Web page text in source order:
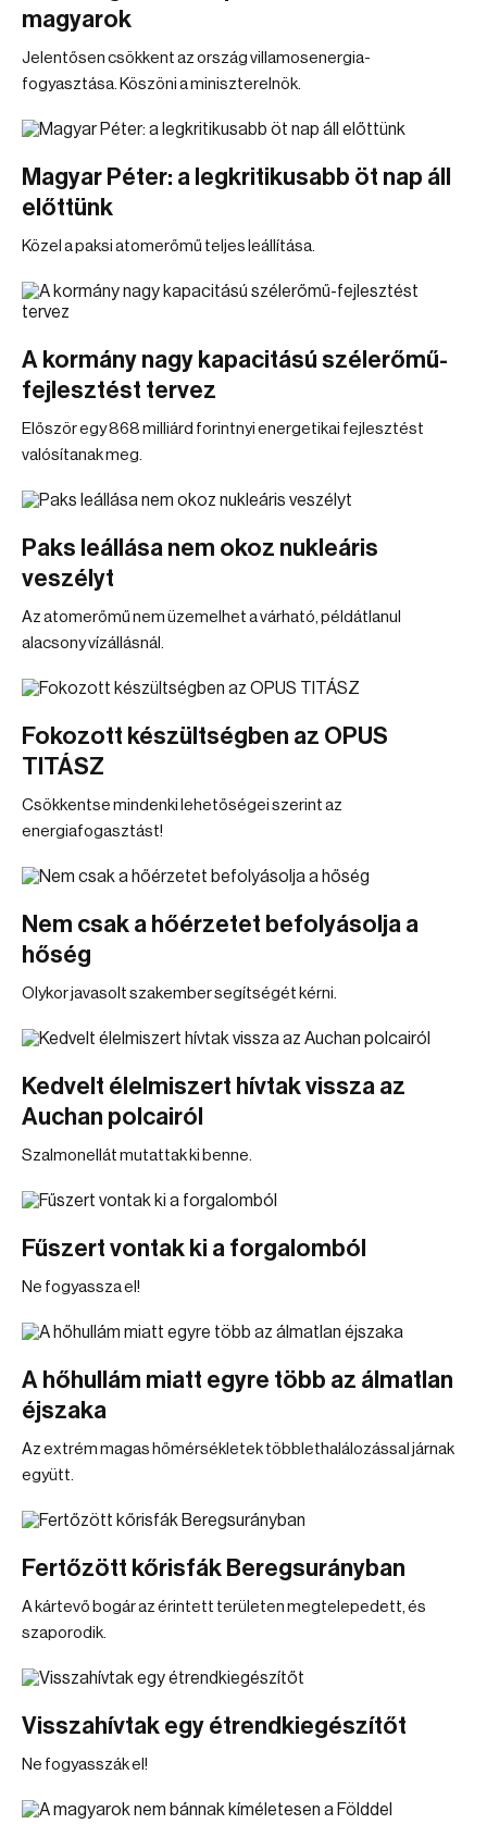
magyarok
Jelentősen csökkent az ország villamosenergia-
fogyasztása. Köszöni a miniszterelnök.
Magyar Péter: a legkritikusabb öt nap áll
előttünk
Közel a paksi atomerőmű teljes leállítása.
A kormány nagy kapacitású szélerőmű-
fejlesztést tervez
Először egy 868 milliárd forintnyi energetikai fejlesztést
valósítanak meg.
Paks leállása nem okoz nukleáris
veszélyt
Az atomerőmű nem üzemelhet a várható, példátlanul
alacsony vízállásnál.
Fokozott készültségben az OPUS
TITÁSZ
Csökkentse mindenki lehetőségei szerint az
energiafogasztást!
Nem csak a hőérzetet befolyásolja a
hőség
Olykor javasolt szakember segítségét kérni.
Kedvelt élelmiszert hívtak vissza az
Auchan polcairól
Szalmonellát mutattak ki benne.
Fűszert vontak ki a forgalomból
Ne fogyassza el!
A hőhullám miatt egyre több az álmatlan
éjszaka
Az extrém magas hőmérsékletek többlethalálozással járnak
együtt.
Fertőzött kőrisfák Beregsurányban
A kártevő bogár az érintett területen megtelepedett, és
szaporodik.
Visszahívtak egy étrendkiegészítőt
Ne fogyasszák el!